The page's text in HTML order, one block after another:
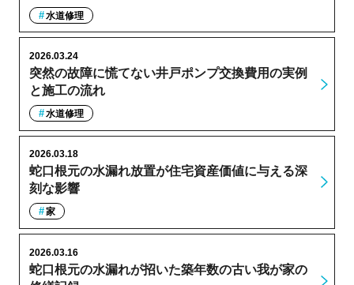
水道修理
突然の故障に慌てない井戸ポンプ交換費用の実例
と施工の流れ
2026.03.24
水道修理
蛇口根元の水漏れ放置が住宅資産価値に与える深
刻な影響
2026.03.18
家
蛇口根元の水漏れが招いた築年数の古い我が家の
2026.03.16